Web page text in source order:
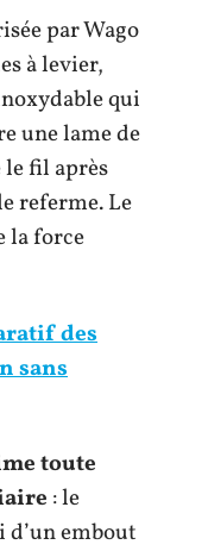
par Wago
à levier,
qui
une lame de
le fil après
referme. Le
la force
des
sans
toute
: le
embout